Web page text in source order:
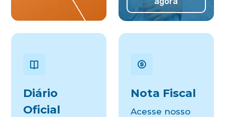
Diário
Oficial
Nota Fiscal
Acesse nosso